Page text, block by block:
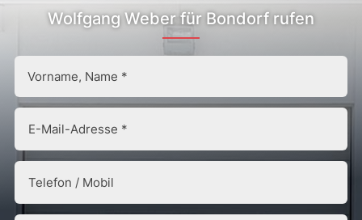
Wolfgang Weber für Bondorf rufen